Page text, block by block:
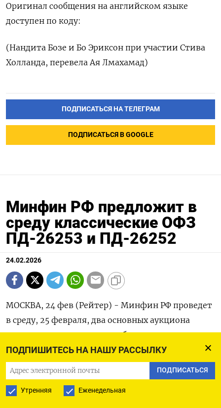
ПОДПИШИТЕСЬ НА НАШУ РАССЫЛКУ
ПОДПИСАТЬСЯ
Утренняя Еженедельная
Оригинал сообщения на английском языке
доступен по коду:
(Нандита ‌Бозе и Бо Эриксон при участии Стива
Холланда, перевела Ая Лмахамад)
ПОДПИСАТЬСЯ НА ТЕЛЕГРАМ
ПОДПИСАТЬСЯ В GOOGLE
Минфин РФ предложит в
среду классические ОФЗ
ПД-26253 и ПД-26252
24.02.2026
МОСКВА, 24 фев (Рейтер) - Минфин РФ проведет
в среду, 25 февраля, два основных аукциона
‌первичного размещения рублевого госдолга и на
обоих предложит облигации федерального
займа (ОФЗ) с постоянным купонным ​доходом.
Вначале будут размещаться ​ОФЗ ​ПД-26253 ⁠с